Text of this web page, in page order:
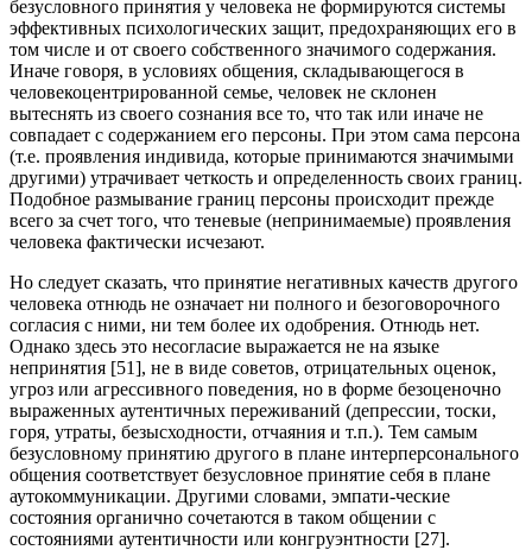
безусловного принятия у человека не формируются системы
эффективных психологических защит, предохраняющих его в
том числе и от своего собственного значимого содержания.
Иначе говоря, в условиях общения, складывающегося в
человекоцентрированной семье, человек не склонен
вытеснять из своего сознания все то, что так или иначе не
совпадает с содержанием его персоны. При этом сама персона
(т.е. проявления индивида, которые принимаются значимыми
другими) утрачивает четкость и определенность своих границ.
Подобное размывание границ персоны происходит прежде
всего за счет того, что теневые (непринимаемые) проявления
человека фактически исчезают.
Но следует сказать, что принятие негативных качеств другого
человека отнюдь не означает ни полного и безоговорочного
согласия с ними, ни тем более их одобрения. Отнюдь нет.
Однако здесь это несогласие выражается не на языке
непринятия [51], не в виде советов, отрицательных оценок,
угроз или агрессивного поведения, но в форме безоценочно
выраженных аутентичных переживаний (депрессии, тоски,
горя, утраты, безысходности, отчаяния и т.п.). Тем самым
безусловному принятию другого в плане интерперсонального
общения соответствует безусловное принятие себя в плане
аутокоммуникации. Другими словами, эмпати-ческие
состояния органично сочетаются в таком общении с
состояниями аутентичности или конгруэнтности [27].